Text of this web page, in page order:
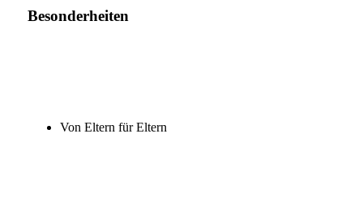
Besonderheiten
Von Eltern für Eltern